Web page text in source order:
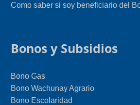
Como saber si soy beneficiario del
Bonos y Subsidios
Bono Gas
Bono Wachunay Agrario
Bono Escolaridad